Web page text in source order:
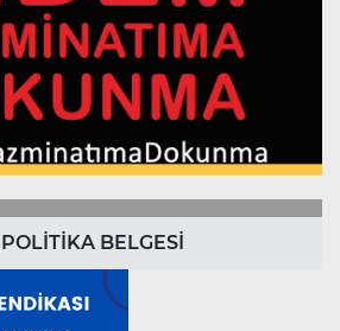
BELGESİ